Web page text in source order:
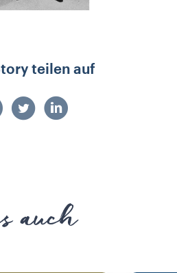
teilen auf
auch